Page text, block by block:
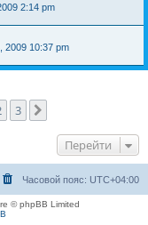
2:14 pm
2009 10:37 pm
3
Перейти
Часовой пояс: UTC+04:00
© phpBB Limited